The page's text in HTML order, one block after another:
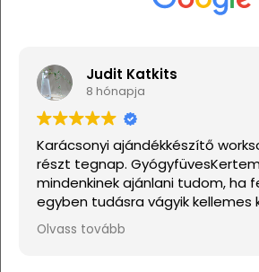
Judit Katkits
8 hónapja
ajándékkészítő worksopon
tegnap. GyógyfüvesKertemet
ajánlani tudom, ha
tudásra vágyik kellemes
lehetne sokkal több csillagot adni,
adnám.
tovább